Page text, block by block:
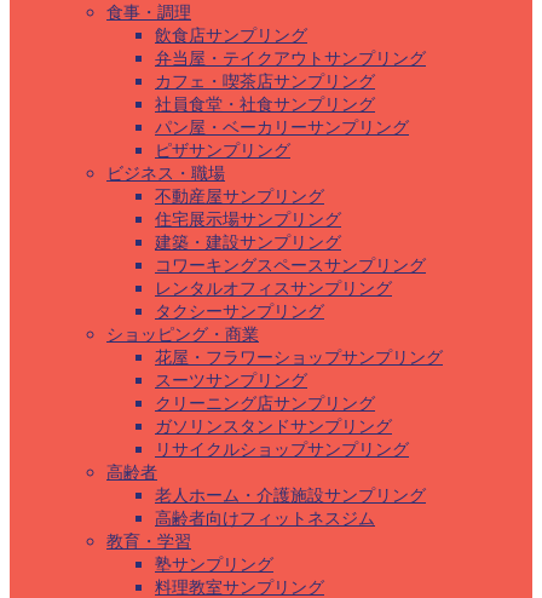
食事・調理
飲食店サンプリング
弁当屋・テイクアウトサンプリング
カフェ・喫茶店サンプリング
社員食堂・社食サンプリング
パン屋・ベーカリーサンプリング
ピザサンプリング
ビジネス・職場
不動産屋サンプリング
住宅展示場サンプリング
建築・建設サンプリング
コワーキングスペースサンプリング
レンタルオフィスサンプリング
タクシーサンプリング
ショッピング・商業
花屋・フラワーショップサンプリング
スーツサンプリング
クリーニング店サンプリング
ガソリンスタンドサンプリング
リサイクルショップサンプリング
高齢者
老人ホーム・介護施設サンプリング
高齢者向けフィットネスジム
教育・学習
塾サンプリング
料理教室サンプリング